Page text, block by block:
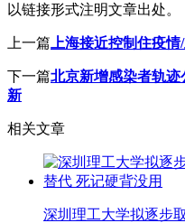
以链接形式注明文章出处。
上一篇 上海接近控制住疫
下一篇北京新增感染者轨
新
相关文章
深圳理工大学拟逐步